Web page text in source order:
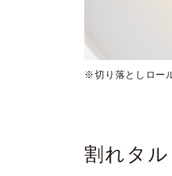
※切り落としロー
割れタル